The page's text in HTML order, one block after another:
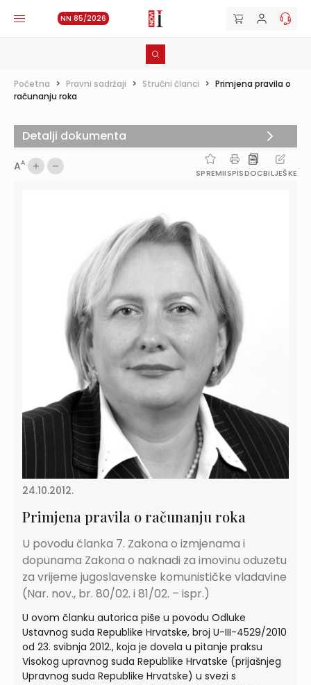
NN 85/2026
Početna > Pravni sadržaji > Stručni članci > Primjena pravila o
računanju roka
AA
SPREMIISPISDOCBILJEŠKE
24.10.2012.
Primjena pravila o računanju roka
U povodu članka 7. Zakona o izmjenama i
dopunama Zakona o naknadi za imovinu oduzetu
za vrijeme jugoslavenske komunističke vladavine
(Nar. nov., br. 80/02. i 81/02. – ispr.)
U ovom članku autorica piše u povodu Odluke
Ustavnog suda Republike Hrvatske, broj U-III-4529/2010
od 23. svibnja 2012., koja je dovela u pitanje praksu
Visokog upravnog suda Republike Hrvatske (prijašnjeg
Upravnog suda Republike Hrvatske) u svezi s
Detalji dokumenta